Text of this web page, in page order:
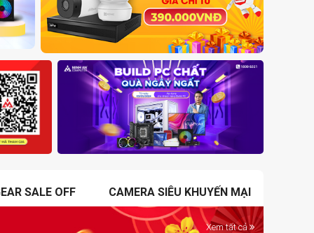
SALE OFF CAMERA SIÊU KHUYẾN MẠI
Xem tất cả